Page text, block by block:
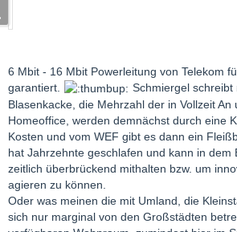
6 Mbit - 16 Mbit Powerleitung von Telekom
garantiert.
Schmiergel schreibt
Blasenkacke, die Mehrzahl der in Vollzeit An
Homeoffice, werden demnächst durch eine
Kosten und vom WEF gibt es dann ein
hat Jahrzehnte geschlafen und kann in dem
zeitlich überbrückend mithalten bzw. um
agieren zu können.
Oder was meinen die mit Umland, die
sich nur marginal von den Großstädten